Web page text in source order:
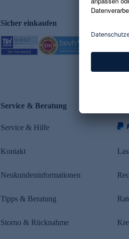
Sicher einkaufen
Service & Beratung
Service & Hilfe
Kontakt
Neukundeninformationen
Tipps & Beratung
Storno & Rücknahme